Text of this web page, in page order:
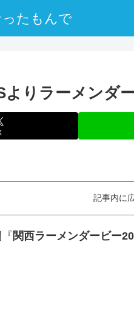
たもんで
よりラーメンダ
記事内に
関西ラーメンダービー